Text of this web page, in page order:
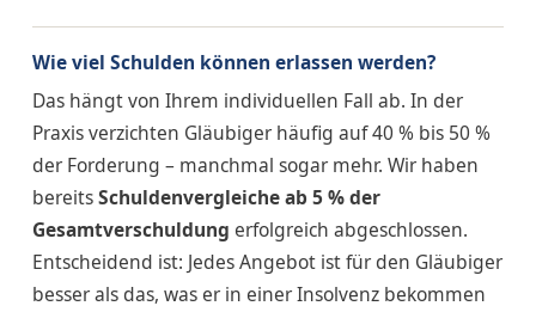
Wie viel Schulden können erlassen werden?
Das hängt von Ihrem individuellen Fall ab. In der
Praxis verzichten Gläubiger häufig auf 40 % bis 50 %
der Forderung – manchmal sogar mehr. Wir haben
bereitsSchuldenvergleiche ab 5 % der
Gesamtverschuldung erfolgreich abgeschlossen.
Entscheidend ist: Jedes Angebot ist für den Gläubiger
besser als das, was er in einer Insolvenz bekommen